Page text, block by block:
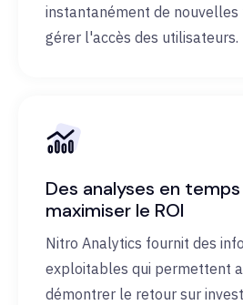
instantanément de
gérer l'accès des utilisateurs.
Des analyses en
maximiser le ROI
Nitro Analytics fournit des
exploitables qui permettent
démontrer le retour sur